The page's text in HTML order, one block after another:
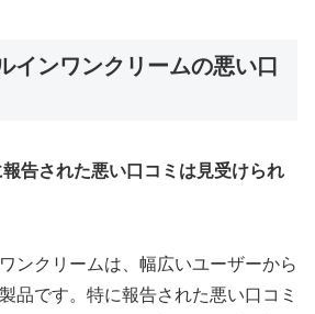
インワンクリームの悪い口
報告された悪い口コミは見受けられ
ンクリームは、幅広いユーザーから
品です。特に報告された悪い口コミ